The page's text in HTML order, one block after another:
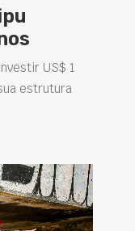
US$ 1
estrutura